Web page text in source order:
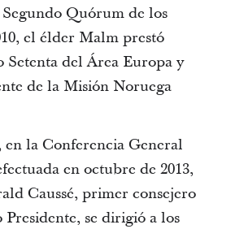
Quórum de los
el élder Malm prestó
Setenta del Área Europa y
de la Misión Noruega
en la Conferencia General
en octubre de 2013,
Caussé, primer consejero
se dirigió a los